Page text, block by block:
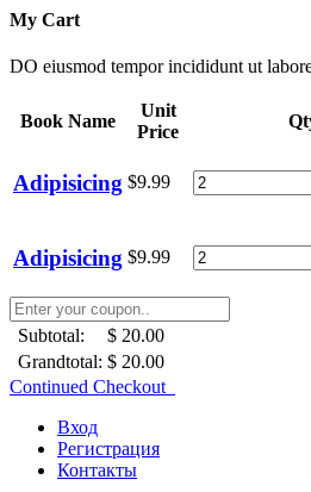
My Cart
DO eiusmod tempor incididunt ut
Book Name
Unit
Price
Adipisicing $9.99
Adipisicing $9.99
Subtotal:
$ 20.00
Grandtotal: $ 20.00
Continued Checkout
Вход
Регистрация
Контакты